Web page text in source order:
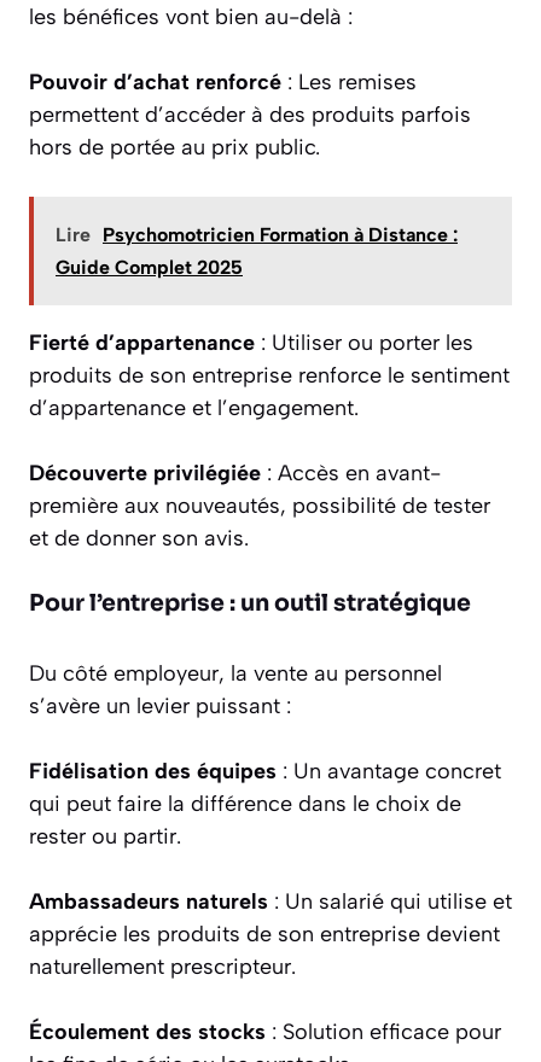
les bénéfices vont bien au-delà :
Pouvoir d’achat renforcé : Les remises
permettent d’accéder à des produits parfois
hors de portée au prix public.
Lire Psychomotricien Formation à Distance :
Guide Complet 2025
Fierté d’appartenance : Utiliser ou porter les
produits de son entreprise renforce le sentiment
d’appartenance et l’engagement.
Découverte privilégiée : Accès en avant-
première aux nouveautés, possibilité de tester
et de donner son avis.
Pour l’entreprise : un outil stratégique
Du côté employeur, la vente au personnel
s’avère un levier puissant :
Fidélisation des équipes : Un avantage concret
qui peut faire la différence dans le choix de
rester ou partir.
Ambassadeurs naturels : Un salarié qui utilise et
apprécie les produits de son entreprise devient
naturellement prescripteur.
Écoulement des stocks : Solution efficace pour